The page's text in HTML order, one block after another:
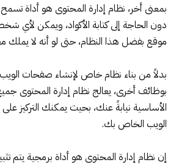
بمعنى أخر، نظام إدارة المحتوى هو أداة
دون الحاجة إلى كتابة الأكواد، ويمكن لأي
موقع بفضل هذا النظام، حتى لو أنه لا يملك
بدلاً من بناء نظام خاص لإنشاء صفحات الويب
بوظائف أخرى، يعالج نظام إدارة المحتوى
الأساسية نيابةً عنك، بحيث يمكنك التركيز
الويب الخاص بك.
إن نظام إدارة المحتوى هو أداة برمجية يتم